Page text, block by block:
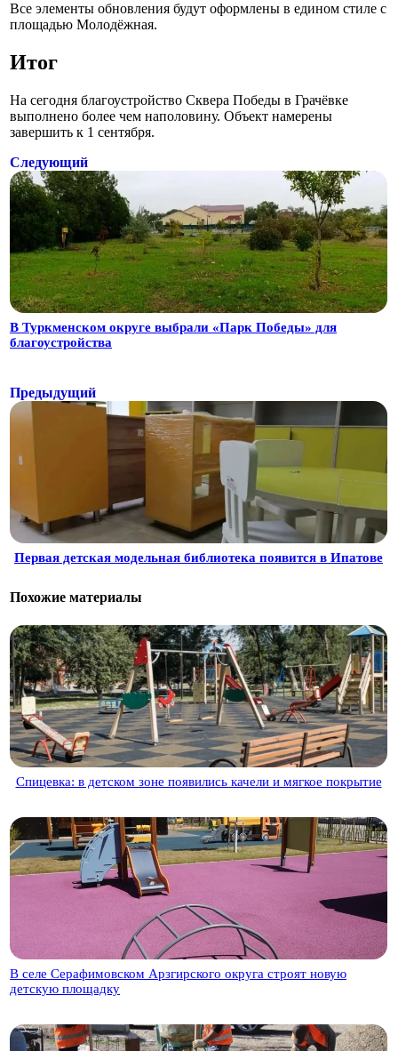
Все элементы обновления будут оформлены в едином стиле с
площадью Молодёжная.
Итог
На сегодня благоустройство Сквера Победы в Грачёвке
выполнено более чем наполовину. Объект намерены
завершить к 1 сентября.
Следующий
В Туркменском округе выбрали «Парк Победы» для
благоустройства
Предыдущий
Первая детская модельная библиотека появится в Ипатове
Похожие материалы
Спицевка: в детском зоне появились качели и мягкое покрытие
В селе Серафимовском Арзгирского округа строят новую
детскую площадку